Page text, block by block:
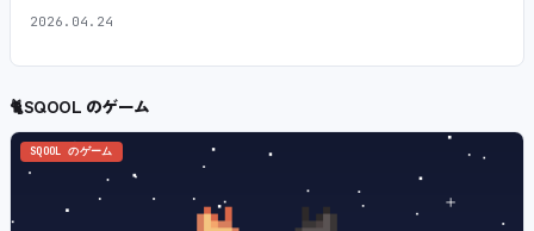
2026.04.24
🐈SQOOL のゲーム
SQOOL のゲーム